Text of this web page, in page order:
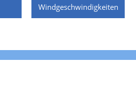
Windgeschwindigkeiten